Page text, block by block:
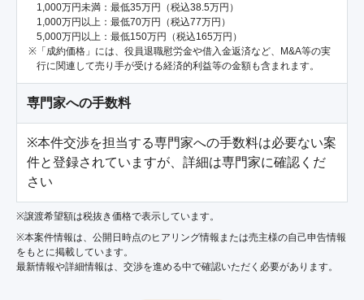
1,000万円未満：最低35万円（税込38.5万円）
1,000万円以上：最低70万円（税込77万円）
5,000万円以上：最低150万円（税込165万円）
「成約価格」には、役員退職慰労金や借入金返済など、M&A等の実
行に関連して売り手が受ける経済的利益等の金額も含まれます。
専門家への手数料
※本件交渉を担当する専門家への手数料は必要ない案
件と登録されていますが、詳細は専門家に確認くだ
さい
※譲渡希望額は税抜き価格で表示しています。
※本案件情報は、公開日時点のヒアリング情報または売主様の自己申告情報
をもとに掲載しています。
最新情報や詳細情報は、交渉を進める中で確認いただく必要があります。